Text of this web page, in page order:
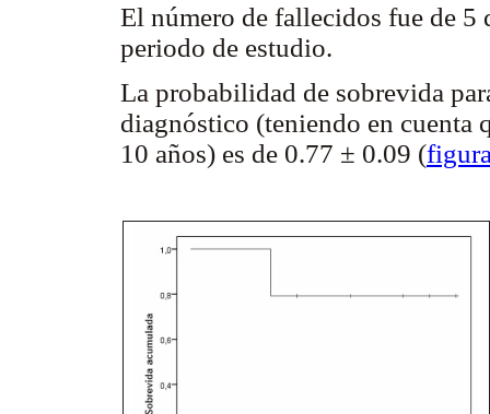
El número de fallecidos fue de 5
periodo de estudio.
La probabilidad de sobrevida
diagnóstico (teniendo en cuenta
10 años) es de 0.77 ± 0.09 (